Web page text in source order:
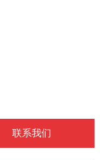
联系我们